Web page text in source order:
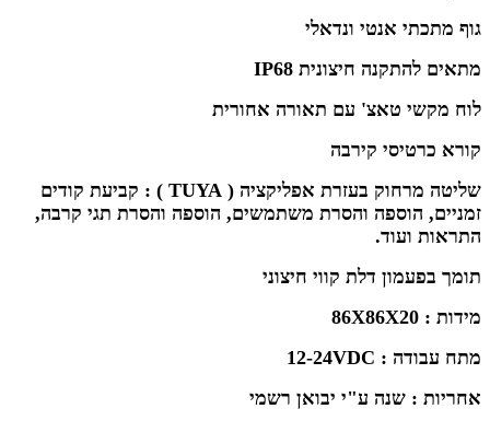
גוף מתכתי אנטי ונדאלי
מתאים להתקנה חיצונית IP68
לוח מקשי טאצ' עם תאורה אחורית
קורא כרטיסי קירבה
שליטה מרחוק בעזרת אפליקציה ( TUYA ) : קביעת קודים
זמניים, הוספה והסרת משתמשים, הוספה והסרת תגי קרבה,
התראות ועוד.
תומך בפעמון דלת קווי חיצוני
מידות : 86X86X20
מתח עבודה : 12-24VDC
אחריות : שנה ע"י יבואן רשמי